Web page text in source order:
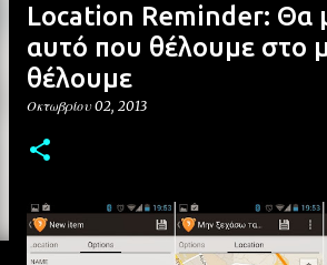
Location Reminder: Θα
αυτό που θέλουμε στο
θέλουμε
Οκτωβρίου 02, 2013